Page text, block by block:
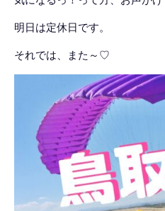
明日は定休日です。
それでは、また～♡